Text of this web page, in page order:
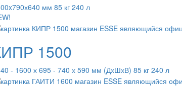
мм 85 кг 240 л
1500
- 1600 х 695 - 740 х 590 мм (ДхШхВ) 85 кг 240 л